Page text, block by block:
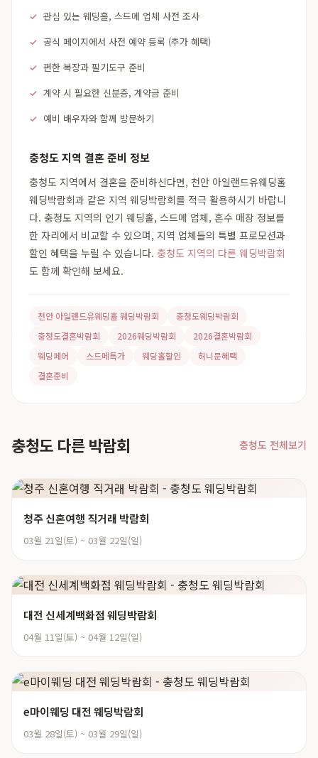
관심 있는 웨딩홀, 스드메 업체 사전 조사
공식 페이지에서 사전 예약 등록 (추가 혜택)
편한 복장과 필기도구 준비
계약 시 필요한 신분증, 계약금 준비
예비 배우자와 함께 방문하기
충청도 지역 결혼 준비 정보
충청도 지역에서 결혼을 준비하신다면, 천안 아일랜드유웨딩홀
웨딩박람회과 같은 지역 웨딩박람회를 적극 활용하시기 바랍니
다. 충청도 지역의 인기 웨딩홀, 스드메 업체, 혼수 매장 정보를
한 자리에서 비교할 수 있으며, 지역 업체들의 특별 프로모션과
할인 혜택을 누릴 수 있습니다. 충청도 지역의 다른 웨딩박람회
도 함께 확인해 보세요.
천안 아일랜드유웨딩홀 웨딩박람회
충청도웨딩박람회
충청도결혼박람회
2026웨딩박람회
2026결혼박람회
웨딩페어
스드메특가 웨딩홀할인
허니문혜택
결혼준비
충청도 다른 박람회 충청도 전체보기
청주 신혼여행 직거래 박람회
03월 21일(토) ~ 03월 22일(일)
대전 신세계백화점 웨딩박람회
04월 11일(토) ~ 04월 12일(일)
e마이웨딩 대전 웨딩박람회
03월 28일(토) ~ 03월 29일(일)